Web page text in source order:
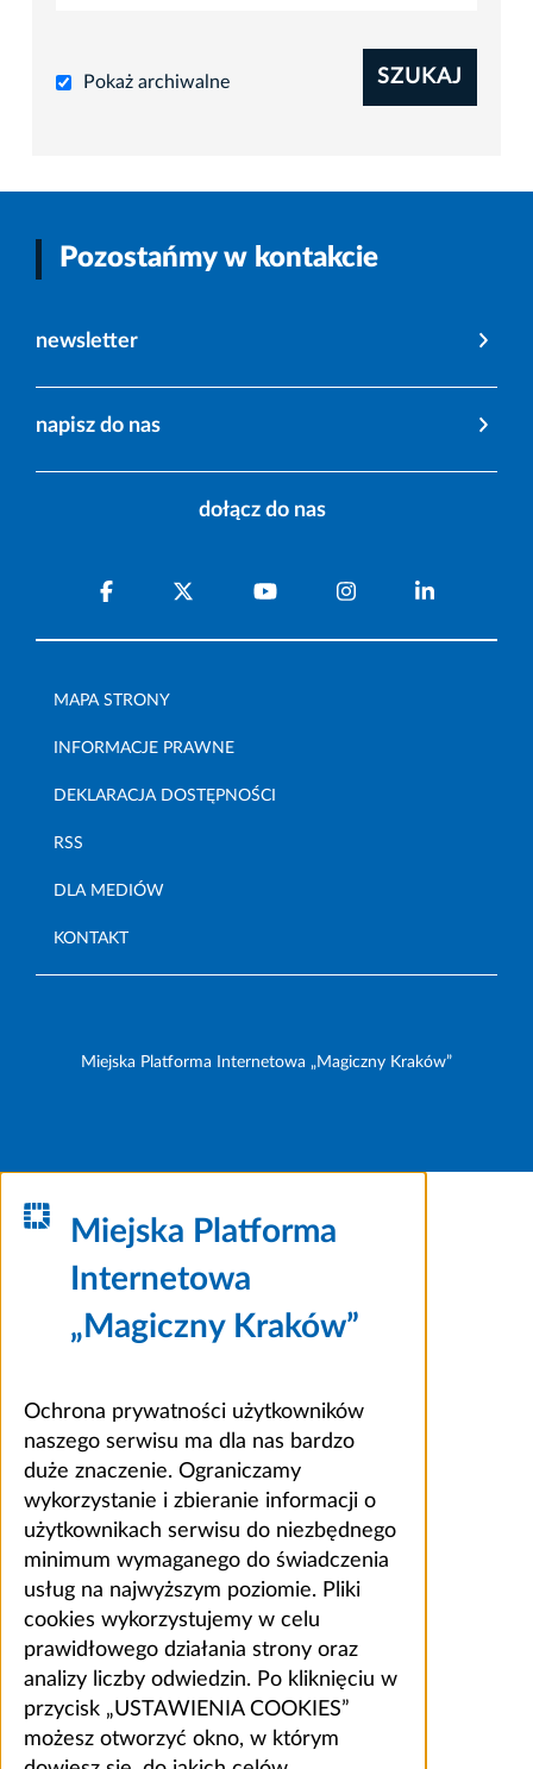
Pokaż archiwalne SZUKAJ
Pozostańmy w kontakcie
newsletter
napisz do nas
dołącz do nas
MAPA STRONY
INFORMACJE PRAWNE
DEKLARACJA DOSTĘPNOŚCI
RSS
DLA MEDIÓW
KONTAKT
Miejska Platforma Internetowa „Magiczny Kraków”
Miejska Platforma
Internetowa
„Magiczny Kraków”
Ochrona prywatności użytkowników
naszego serwisu ma dla nas bardzo
duże znaczenie. Ograniczamy
wykorzystanie i zbieranie informacji o
użytkownikach serwisu do niezbędnego
minimum wymaganego do świadczenia
usług na najwyższym poziomie. Pliki
cookies wykorzystujemy w celu
prawidłowego działania strony oraz
analizy liczby odwiedzin. Po kliknięciu w
przycisk „USTAWIENIA COOKIES”
możesz otworzyć okno, w którym